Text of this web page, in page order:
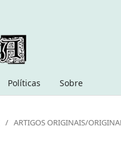
Políticas Sobre
/ ARTIGOS ORIGINAIS/